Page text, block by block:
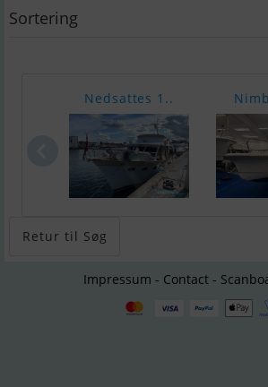
Sortering
Nedsattes 1..
Retur til Søg
Impressum - Contact -